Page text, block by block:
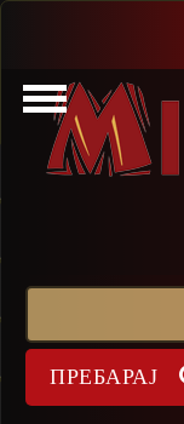
Прескокни